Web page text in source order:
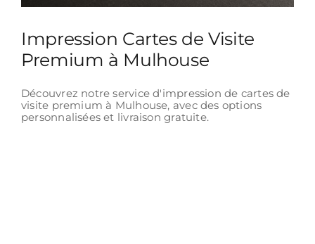
Impression Cartes de Visite
Premium à Mulhouse
Découvrez notre service d'impression de cartes de
visite premium à Mulhouse, avec des options
personnalisées et livraison gratuite.